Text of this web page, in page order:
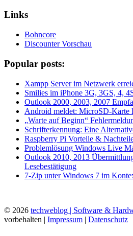
Links
Bohncore
Discounter Vorschau
Popular posts:
Xampp Server im Netzwerk
Smilies im iPhone 3G, 3GS, 4,
Outlook 2000, 2003, 2007
Android meldet: MicroSD-Karte
„Warte auf Beginn“
Schrifterkennung: Eine
Raspberry Pi Vorteile &
Problemlösung Windows Live
Outlook 2010, 2013
Lesebestätigung
7-Zip unter Windows 7 im
© 2026 techweblog | Software &
vorbehalten | Impressum | Datenschutz